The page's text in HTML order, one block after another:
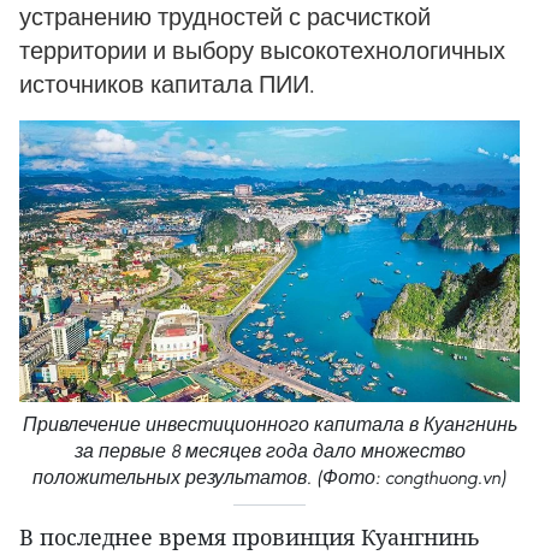
устранению трудностей с расчисткой
территории и выбору высокотехнологичных
источников капитала ПИИ.
Привлечение инвестиционного капитала в Куангнинь
за первые 8 месяцев года дало множество
положительных результатов. (Фото: congthuong.vn)
В последнее время провинция Куангнинь